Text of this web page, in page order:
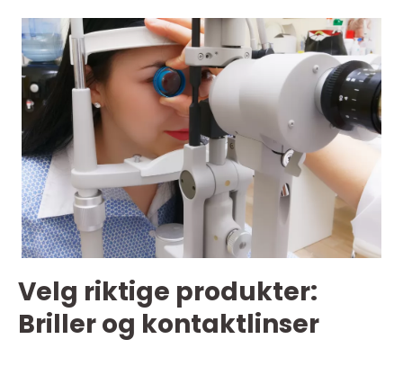
Velg riktige produkter:
Briller og kontaktlinser